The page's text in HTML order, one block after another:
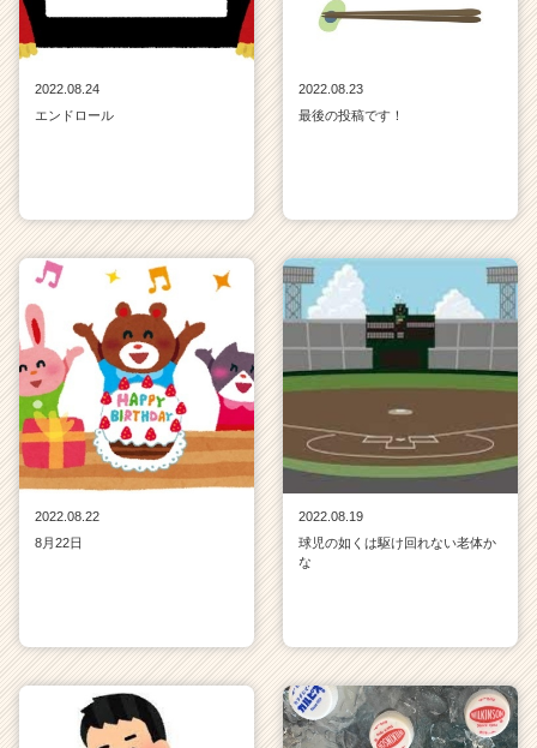
2022.08.24
エンドロール
2022.08.23
最後の投稿です！
2022.08.22
8月22日
2022.08.19
球児の如くは駆け回れない老体か
な